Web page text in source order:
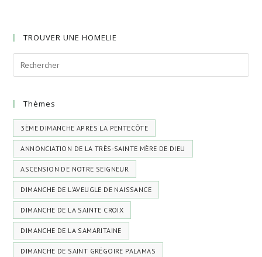
TROUVER UNE HOMELIE
Thèmes
3ÈME DIMANCHE APRÈS LA PENTECÔTE
ANNONCIATION DE LA TRÈS-SAINTE MÈRE DE DIEU
ASCENSION DE NOTRE SEIGNEUR
DIMANCHE DE L'AVEUGLE DE NAISSANCE
DIMANCHE DE LA SAINTE CROIX
DIMANCHE DE LA SAMARITAINE
DIMANCHE DE SAINT GRÉGOIRE PALAMAS